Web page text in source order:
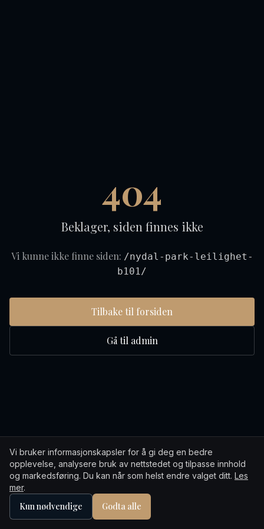
404
Beklager, siden finnes ikke
Vi kunne ikke finne siden: /nydal-park-leilighet-
b101/
Tilbake til forsiden
Gå til admin
Vi bruker informasjonskapsler for å gi deg en bedre
opplevelse, analysere bruk av nettstedet og tilpasse innhold
og markedsføring. Du kan når som helst endre valget ditt. Les
mer.
Kun nødvendige Godta alle